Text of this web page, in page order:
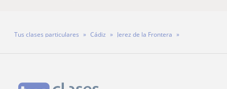
Tus clases particulares Cádiz
Jerez de la Frontera